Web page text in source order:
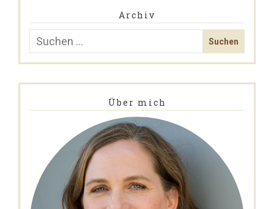
Archiv
Über mich